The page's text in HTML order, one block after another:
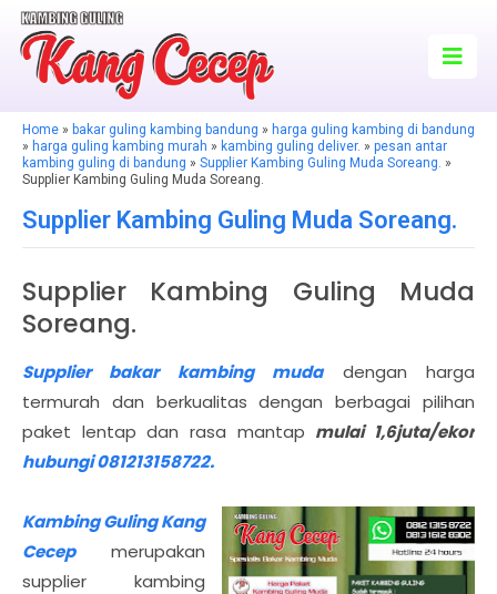
Home » bakar guling kambing bandung » harga guling kambing di bandung
» harga guling kambing murah » kambing guling deliver. » pesan antar
kambing guling di bandung » Supplier Kambing Guling Muda Soreang. »
Supplier Kambing Guling Muda Soreang.
Supplier Kambing Guling Muda Soreang.
Supplier Kambing Guling Muda
Soreang.
Supplier bakar kambing mudadengan harga
termurah dan berkualitas dengan berbagai pilihan
paket lentap dan rasa mantap mulai 1,6juta/ekor
hubungi 081213158722.
Kambing Guling Kang
Cecepmerupakan
supplier kambing